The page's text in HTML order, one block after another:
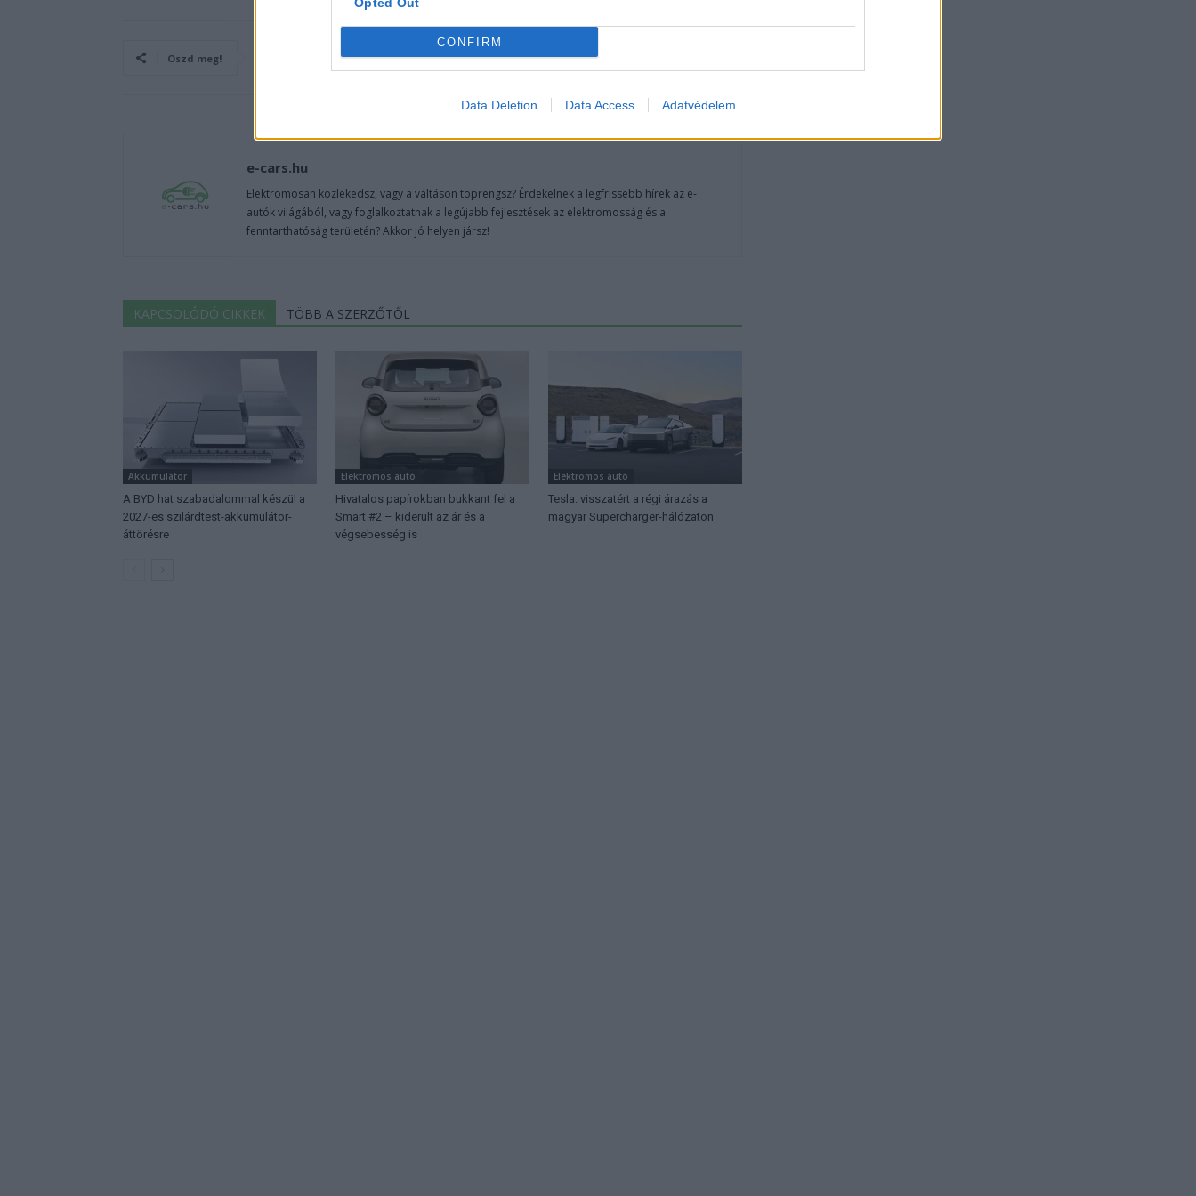
CONFIRM
Data Deletion Data Access Adatvédelem
Oszd meg!
e-cars.hu
Elektromosan közlekedsz, vagy a váltáson töprengsz? Érdekelnek a legfrissebb hírek az e-
autók világából, vagy foglalkoztatnak a legújabb fejlesztések az elektromosság és a
fenntarthatóság területén? Akkor jó helyen jársz!
KAPCSOLÓDÓ CIKKEK TÖBB A SZERZŐTŐL
Akkumulátor
A BYD hat szabadalommal készül a
2027-es szilárdtest-akkumulátor-
áttörésre
Elektromos autó
Hivatalos papírokban bukkant fel a
Smart #2 – kiderült az ár és a
végsebesség is
Elektromos autó
Tesla: visszatért a régi árazás a
magyar Supercharger-hálózaton